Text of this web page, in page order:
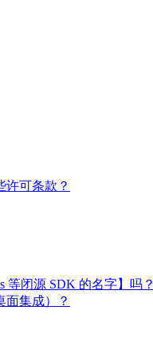
许可条款？
等闭源 SDK 的名字】吗？
面集成）？